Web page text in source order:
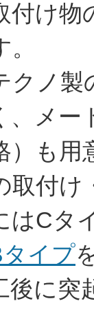
付け
クノ製
、メ
）も
取付け
はCタ
イプ
後に突